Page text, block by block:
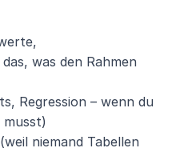
was den Rahmen
Regression – wenn du
musst)
niemand Tabellen